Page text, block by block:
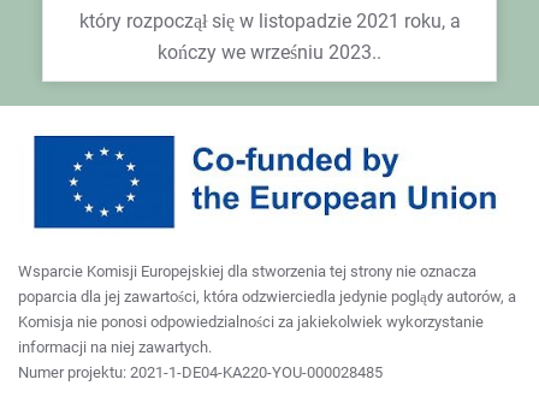
który rozpoczął się w listopadzie 2021 roku, a
kończy we wrześniu 2023..
Wsparcie Komisji Europejskiej dla stworzenia tej strony nie oznacza
poparcia dla jej zawartości, która odzwierciedla jedynie poglądy autorów, a
Komisja nie ponosi odpowiedzialności za jakiekolwiek wykorzystanie
informacji na niej zawartych.
Numer projektu: 2021-1-DE04-KA220-YOU-000028485